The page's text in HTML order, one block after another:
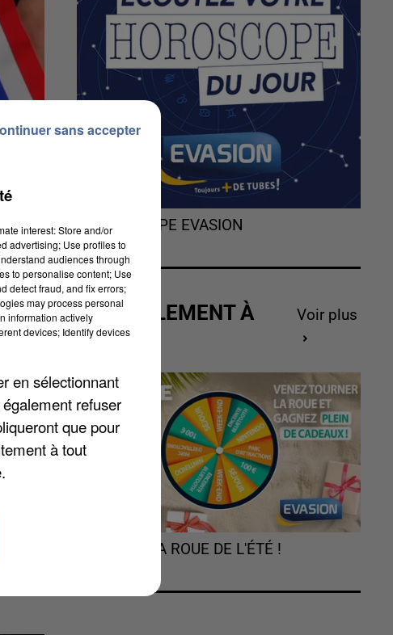
et
la
L'HOROSCOPE EVASION
ACTUELLEMENT À
GAGNER
Voir plus
TOURNEZ LA ROUE DE L'ÉTÉ !
interest: Store and/or
advertising; Use profiles to
audiences through
to personalise content; Use
detect fraud, and fix errors;
may process personal
information actively
devices; Identify devices
en sélectionnant
refuser
que pour
à tout
sans accepter